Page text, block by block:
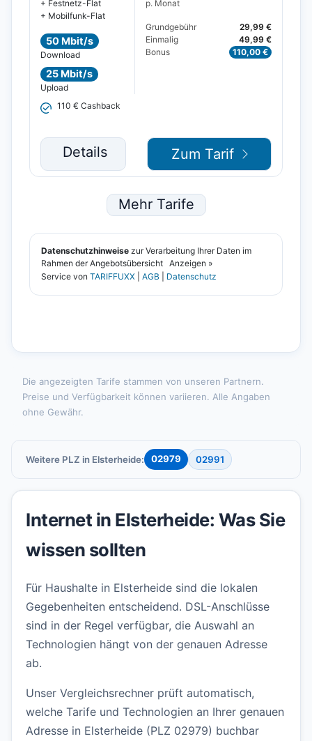
Die angezeigten Tarife stammen von unseren Partnern.
Preise und Verfügbarkeit können variieren. Alle Angaben
ohne Gewähr.
Weitere PLZ in Elsterheide: 02979 02991
Internet in Elsterheide: Was Sie
wissen sollten
Für Haushalte in Elsterheide sind die lokalen
Gegebenheiten entscheidend. DSL-Anschlüsse
sind in der Regel verfügbar, die Auswahl an
Technologien hängt von der genauen Adresse
ab.
Unser Vergleichsrechner prüft automatisch,
welche Tarife und Technologien an Ihrer genauen
Adresse in Elsterheide (PLZ 02979) buchbar